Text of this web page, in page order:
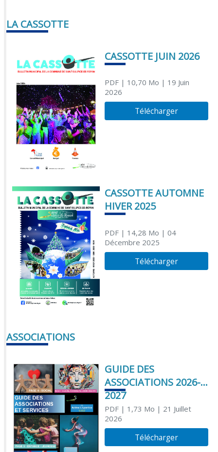
LA CASSOTTE
CASSOTTE JUIN 2026
PDF| 10,70 Mo | 19 Juin
2026
Télécharger
CASSOTTE AUTOMNE
HIVER 2025
PDF| 14,28 Mo | 04
Décembre 2025
Télécharger
ASSOCIATIONS
GUIDE DES
ASSOCIATIONS 2026-
2027
PDF| 1,73 Mo | 21 Juillet
2026
Télécharger